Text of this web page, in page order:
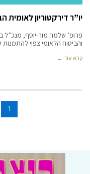
יו”ר דירקטוריון
פרופ’ שלמה מור-יוסף, מנכ”ל
והביטוח הלאומי צפוי להתמנות
קרא עוד ←
1